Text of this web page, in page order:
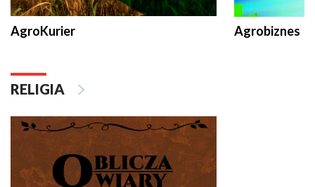
AgroKurier Agrobiznes
RELIGIA